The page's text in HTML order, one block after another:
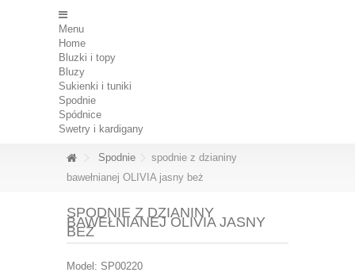
Menu
Home
Bluzki i topy
Bluzy
Sukienki i tuniki
Spodnie
Spódnice
Swetry i kardigany
Spodnie
spodnie z dzianiny
bawełnianej OLIVIA jasny beż
SPODNIE Z DZIANINY
BAWEŁNIANEJ OLIVIA JASNY
BEŻ
Model: SP00220